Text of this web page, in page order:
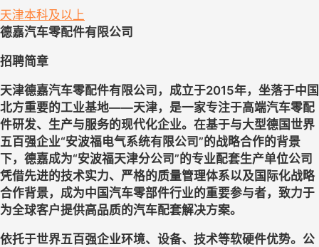
天津本科及以上
德嘉汽车零配件有限公司
招聘简章
天津德嘉汽车零配件有限公司，成立于2015年，坐落于中国
北方重要的工业基地——天津，是一家专注于高端汽车零配
件研发、生产与服务的现代化企业。在基于与大型德国世界
五百强企业“安波福电气系统有限公司”的战略合作的背景
下，德嘉成为“安波福天津分公司”的专业配套生产单位公司
凭借先进的技术实力、严格的质量管理体系以及国际化战略
合作背景，成为中国汽车零部件行业的重要参与者，致力于
为全球客户提供高品质的汽车配套解决方案。
依托于世界五百强企业环境、设备、技术等软硬件优势。公